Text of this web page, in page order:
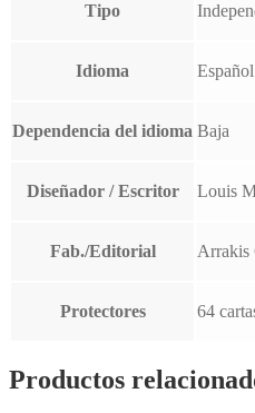
Tipo
Idioma Español
Dependencia del idioma Baja
Diseñador / Escritor Louis
Fab./Editorial Arrakis
Protectores 64
Productos